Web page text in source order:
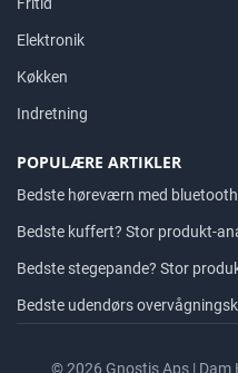
Elektronik
Køkken
Indretning
POPULÆRE ARTIKLER
Bedste høreværn med
Bedste kuffert? Stor produkt-
Bedste stegepande? Stor
Bedste udendørs
© 2026 Gnostis Aps | Dam